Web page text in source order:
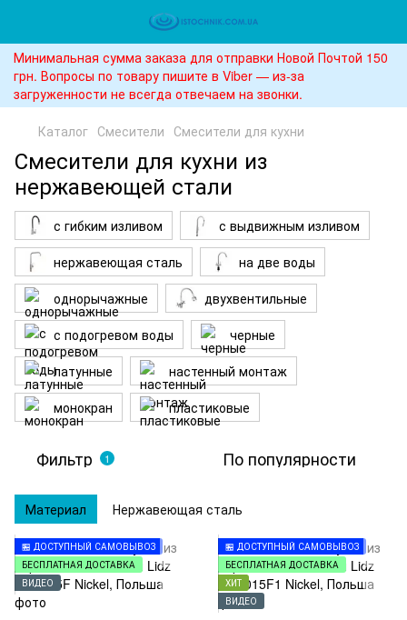
Минимальная сумма заказа для отправки Новой Почтой 150
грн. Вопросы по товару пишите в Viber — из-за
загруженности не всегда отвечаем на звонки.
Каталог Смесители Смесители для кухни
Смесители для кухни из
нержавеющей стали
с гибким изливом
с выдвижным изливом
нержавеющая сталь
на две воды
однорычажные
двухвентильные
с подогревом воды
черные
латунные
настенный монтаж
монокран
пластиковые
Фильтр 1 По популярности
Материал Нержавеющая сталь
🏪 ДОСТУПНЫЙ САМОВЫВОЗ
БЕСПЛАТНАЯ ДОСТАВКА
ВИДЕО
🏪 ДОСТУПНЫЙ САМОВЫВОЗ
БЕСПЛАТНАЯ ДОСТАВКА
ХИТ
ВИДЕО